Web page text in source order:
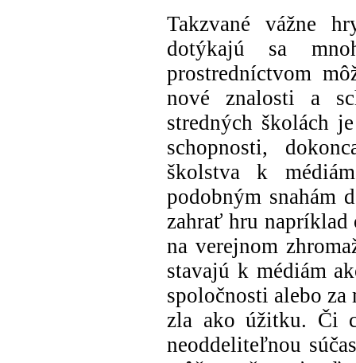
Takzvané vážne
dotýkajú sa
prostredníctvom
nové znalosti a
stredných školách
schopnosti,
školstva k
podobným snahám
zahrať hru
na verejnom
stavajú k médiám
spoločnosti alebo
zla ako úžitku. Či
neoddeliteľnou